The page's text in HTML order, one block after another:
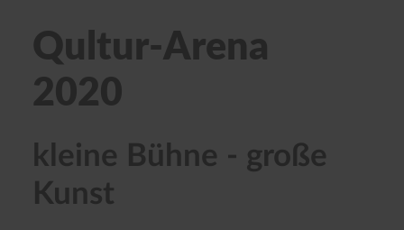
Qultur-Arena
2020
kleine Bühne - große
Kunst